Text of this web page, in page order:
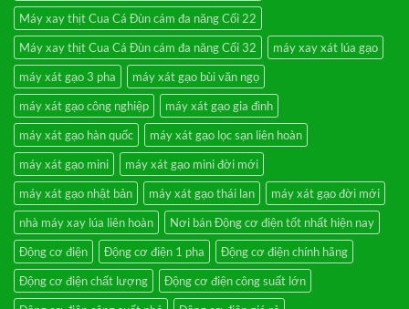
Máy xay thịt Cua Cá Đùn cám đa năng Cối 22
Máy xay thịt Cua Cá Đùn cám đa năng Cối 32
máy xay xát lúa gạo
máy xát gạo 3 pha
máy xát gạo bùi văn ngọ
máy xát gạo công nghiệp
máy xát gạo gia đình
máy xát gạo hàn quốc
máy xát gạo lọc sạn liên hoàn
máy xát gạo mini
máy xát gạo mini đời mới
máy xát gạo nhật bản
máy xát gạo thái lan
máy xát gạo đời mới
nhà máy xay lúa liên hoàn
Nơi bán Động cơ điện tốt nhất hiện nay
Động cơ điện
Động cơ điện 1 pha
Động cơ điện chính hãng
Động cơ điện chất lượng
Động cơ điện công suất lớn